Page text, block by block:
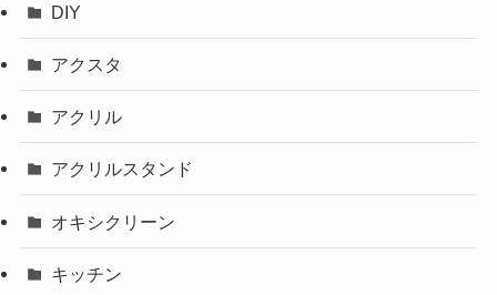
DIY
アクスタ
アクリル
アクリルスタンド
オキシクリーン
キッチン